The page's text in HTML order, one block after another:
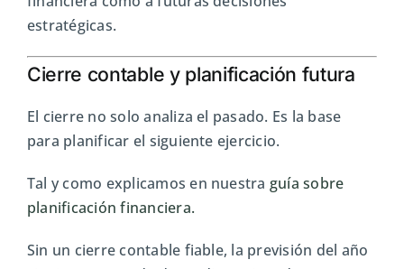
estratégicas.
Cierre contable y planificación futura
El cierre no solo analiza el pasado. Es la base
para planificar el siguiente ejercicio.
Tal y como explicamos en nuestra guía sobre
planificación financiera.
Sin un cierre contable fiable, la previsión del año